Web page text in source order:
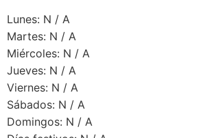
Lunes: N / A
Martes: N / A
Miércoles: N / A
Jueves: N / A
Viernes: N / A
Sábados: N / A
Domingos: N / A